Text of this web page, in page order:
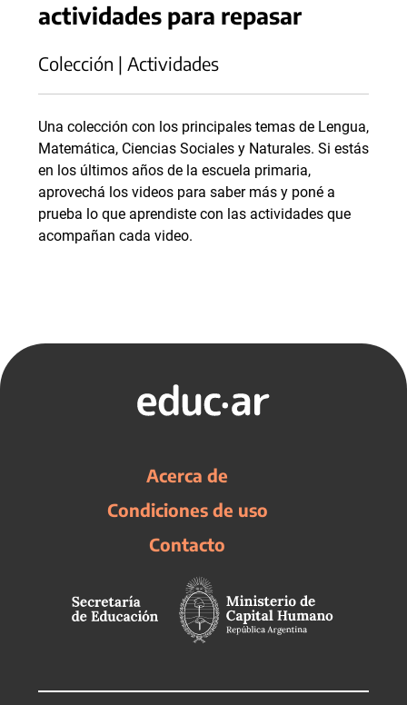
actividades para repasar
Colección | Actividades
Una colección con los principales temas de Lengua,
Matemática, Ciencias Sociales y Naturales. Si estás
en los últimos años de la escuela primaria,
aprovechá los videos para saber más y poné a
prueba lo que aprendiste con las actividades que
acompañan cada video.
Acerca de
Condiciones de uso
Contacto